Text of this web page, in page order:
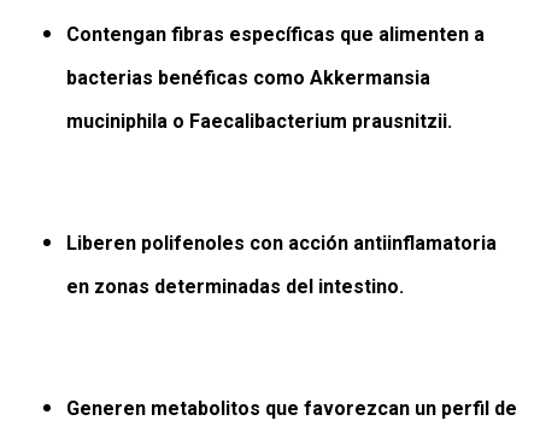
Contengan fibras específicas que alimenten a
bacterias benéficas como Akkermansia
muciniphila o Faecalibacterium prausnitzii.
Liberen polifenoles con acción antiinflamatoria
en zonas determinadas del intestino.
Generen metabolitos que favorezcan un perfil de